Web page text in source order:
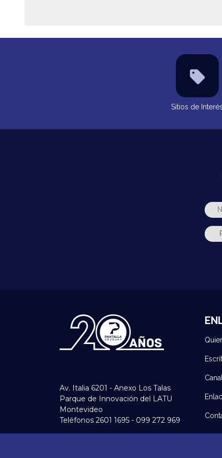
Sitios de Interés
Av. Italia 6201 - Anexo Los Talas
Parque de Innovación del LATU
Montevideo
Teléfonos 2601 1695 - 099 272 969